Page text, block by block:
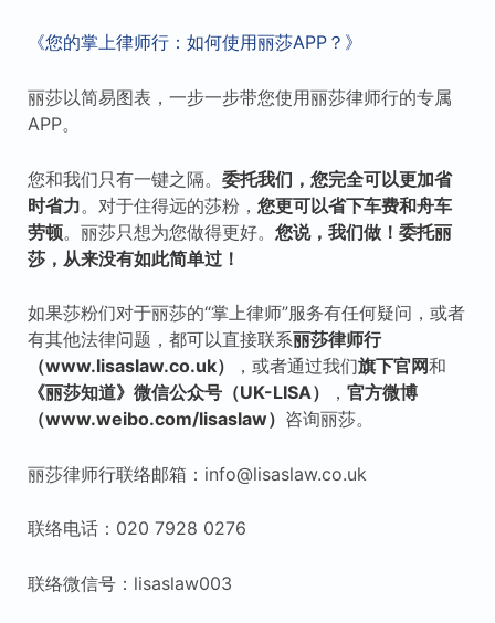
《您的掌上律师行：如何使用丽莎APP？》
丽莎以简易图表，一步一步带您使用丽莎律师行的专属
APP。
您和我们只有一键之隔。 委托我们，您完全可以更加省
时省力。对于住得远的莎粉， 您更可以省下车费和舟车
劳顿。丽莎只想为您做得更好。 您说，我们做！委托丽
莎，从来没有如此简单过！
如果莎粉们对于丽莎的“掌上律师”服务有任何疑问，或者
有其他法律问题，都可以直接联系丽莎律师行
（www.lisaslaw.co.uk）
，或者通过我们旗下官网和
《丽莎知道》微信公众号（UK-LISA）
， 官方微博
（www.weibo.com/lisaslaw） 咨询丽莎。
丽莎律师行联络邮箱：info@lisaslaw.co.uk
联络电话：020 7928 0276
联络微信号：lisaslaw003